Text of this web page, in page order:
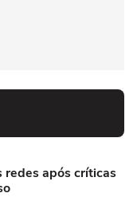
redes após críticas